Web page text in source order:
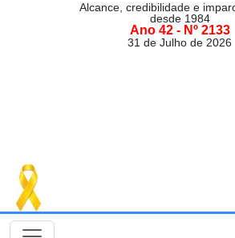
Alcance, credibilidade e
desde 1984
Ano 42 - Nº 2133
31 de Julho de 2026